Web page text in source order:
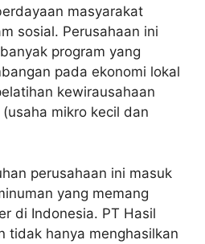
masyarakat
sosial. Perusahaan ini
program yang
pada ekonomi lokal
kewirausahaan
mikro kecil dan
perusahaan ini masuk
yang memang
di Indonesia. PT Hasil
tidak hanya menghasilkan